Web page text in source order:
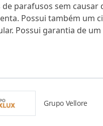
de parafusos sem causar
Possui também um
Possui garantia de um
Grupo Vellore
Detalhes do